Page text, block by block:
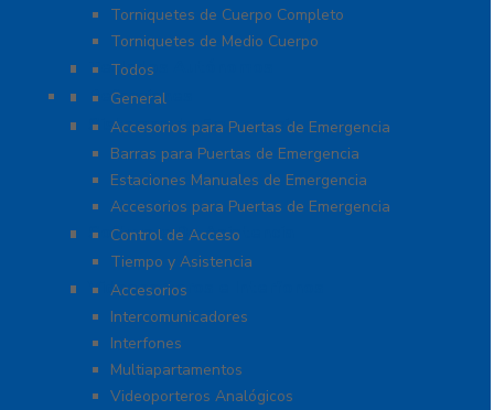
Torniquetes de Cuerpo Completo
Torniquetes de Medio Cuerpo
Teclados Autónomos
Todos
Refacciones
General
Sistemas de Emergencia
Accesorios para Puertas de Emergencia
Barras para Puertas de Emergencia
Estaciones Manuales de Emergencia
Accesorios para Puertas de Emergencia
Software De Asistencia
Control de Acceso
Tiempo y Asistencia
Videoporteros e Interfonos
Accesorios
Intercomunicadores
Interfones
Multiapartamentos
Videoporteros Analógicos